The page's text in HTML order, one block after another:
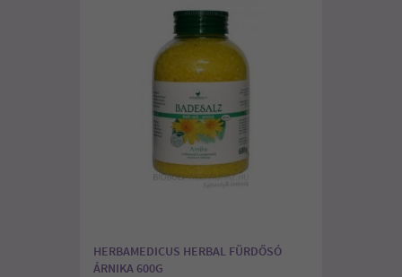
HERBAMEDICUS HERBAL FÜRDŐSÓ
ÁRNIKA 600G